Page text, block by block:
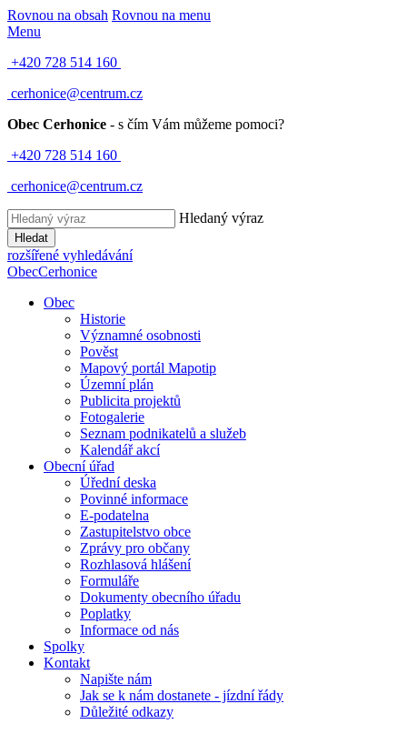
Rovnou na obsah Rovnou na menu
Menu
+420 728 514 160
cerhonice@centrum.cz
Obec Cerhonice - s čím Vám můžeme pomoci?
+420 728 514 160
cerhonice@centrum.cz
Hledaný výraz
Hledat
rozšířené vyhledávání
ObecCerhonice
Obec
Historie
Významné osobnosti
Pověst
Mapový portál Mapotip
Územní plán
Publicita projektů
Fotogalerie
Seznam podnikatelů a služeb
Kalendář akcí
Obecní úřad
Úřední deska
Povinné informace
E-podatelna
Zastupitelstvo obce
Zprávy pro občany
Rozhlasová hlášení
Formuláře
Dokumenty obecního úřadu
Poplatky
Informace od nás
Spolky
Kontakt
Napište nám
Jak se k nám dostanete - jízdní řády
Důležité odkazy